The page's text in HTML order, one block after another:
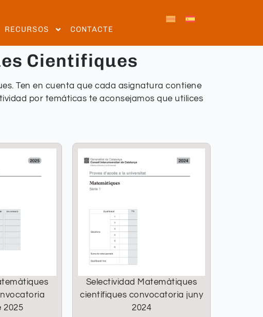
RECURSOS CONTACTE
Cientifiques
Ten en cuenta que cada asignatura contiene
por temáticas te aconsejamos que utilices
2025
Selectividad Matemàtiques
científiques convocatoria juny
2024